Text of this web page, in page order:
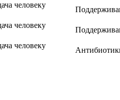
человеку
человеку
человеку